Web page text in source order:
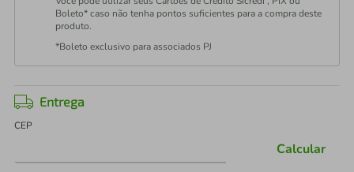
Boleto* caso não tenha pontos suficientes para a compra deste
produto.
*Boleto exclusivo para associados PJ
Entrega
CEP
Calcular